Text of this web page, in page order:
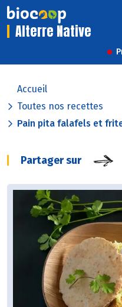
Alterre Native
Accueil
Toutes nos recettes
Pain pita falafels et
Partager sur